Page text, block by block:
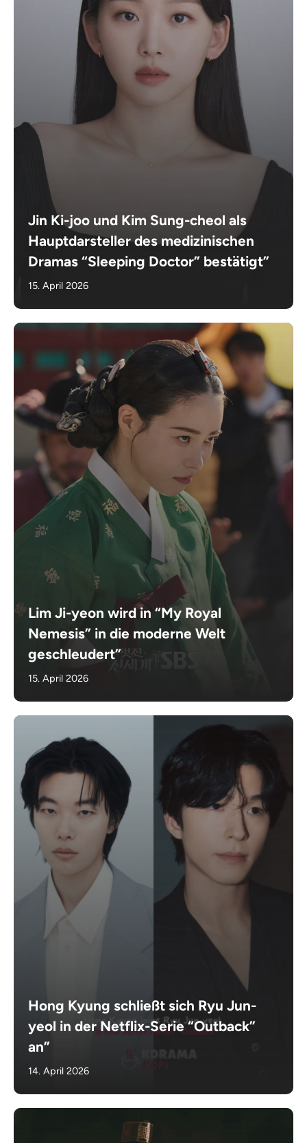
Jin Ki-joo und Kim Sung-cheol als
Hauptdarsteller des medizinischen
Dramas “Sleeping Doctor” bestätigt”
15. April 2026
Lim Ji-yeon wird in “My Royal
Nemesis” in die moderne Welt
geschleudert”
15. April 2026
Hong Kyung schließt sich Ryu Jun-
yeol in der Netflix-Serie “Outback”
an”
14. April 2026